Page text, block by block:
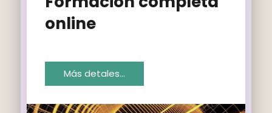
online
Más detales…